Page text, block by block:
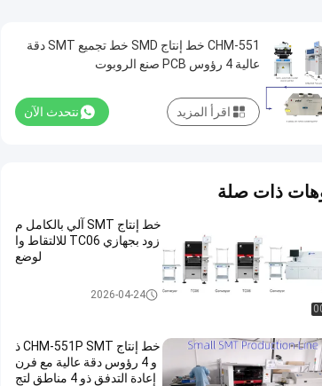
CHM-551 خط إنتاج SMD خط تجميع SMT دقة
عالية 4 رؤوس PCB صنع الروبوت
نتحدث الآن اقرأ المزيد
ذات صلة
خط إنتاج SMT آلي بالكامل م
زود بجهازي TC06 للالتقاط وا
لوضع
2026-04-24
خط إنتاج CHM-551P SMT ذ
و 4 رؤوس دقة عالية مع فرن
إعادة التدفق ذو 4 مناطق لتج